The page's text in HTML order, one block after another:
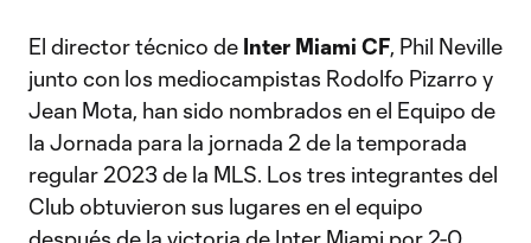
El director técnico de Inter Miami CF, Phil Neville
junto con los mediocampistas Rodolfo Pizarro y
Jean Mota, han sido nombrados en el Equipo de
la Jornada para la jornada 2 de la temporada
regular 2023 de la MLS. Los tres integrantes del
Club obtuvieron sus lugares en el equipo